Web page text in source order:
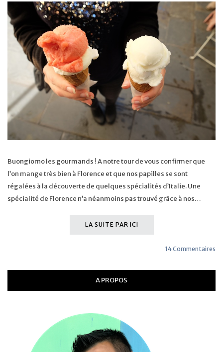
Buongiorno les gourmands ! A notre tour de vous confirmer que
l’on mange très bien à Florence et que nos papilles se sont
régalées à la découverte de quelques spécialités d’Italie. Une
spécialité de Florence n’a néanmoins pas trouvé grâce à nos…
LA SUITE PAR ICI
14 Commentaires
A PROPOS